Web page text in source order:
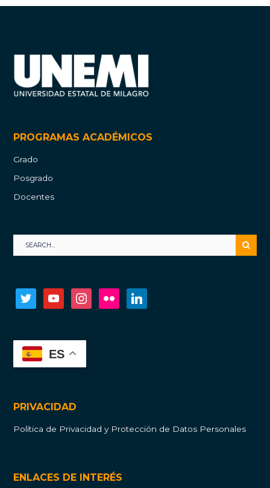
PROGRAMAS ACADÉMICOS
Grado
Posgrado
Docentes
twitter youtube instagramflickr
ES
PRIVACIDAD
Política de Privacidad y Protección de Datos Personales
ENLACES DE INTERÉS